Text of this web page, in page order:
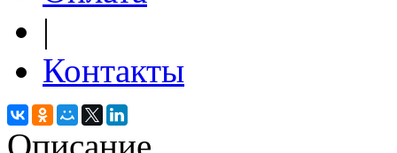
|
Контакты
Описание